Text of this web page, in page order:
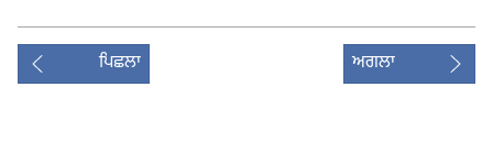
ਪਿਛਲਾ ਅਗਲਾ